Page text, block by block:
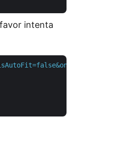
intenta